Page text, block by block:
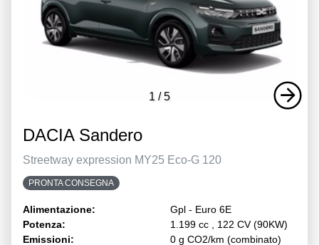
1 /5
DACIA Sandero
Streetway expression MY25 Eco-G 120
PRONTA CONSEGNA
Alimentazione:
Gpl - Euro 6E
Potenza:
1.199 cc , 122 CV (90KW)
Emissioni:
0 g CO2/km (combinato)